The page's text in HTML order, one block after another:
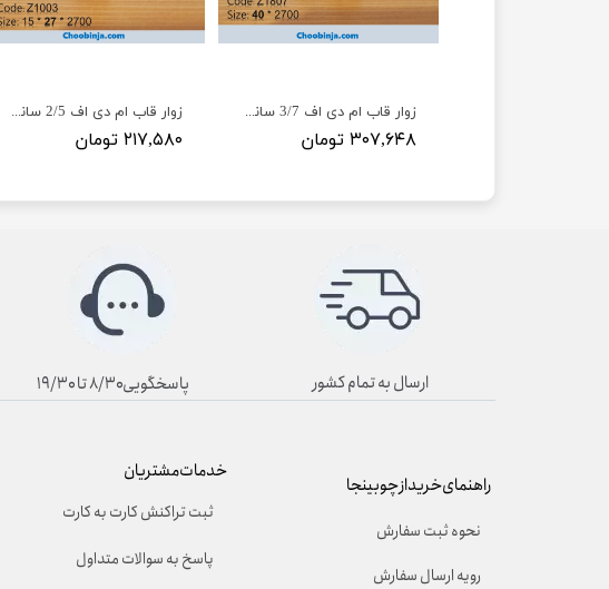
زوار قاب ام دی اف 2/5 سانت Z1003 ضخامت ۱۴ میل
۲۱۷,۵۸۰ تومان
زوار قاب ام دی اف 3/7 سانت Z1807
۳۰۷,۶۴۸ تومان
راهنمای خرید از چوبینجا
نحوه ثبت سفارش
رویه ارسال سفارش
خدمات مشتریان
ثبت تراکنش کارت به کارت
پاسخ به سوالات متداول
ارسال به تمام کشور پاسخگویی۸/۳۰ تا ۱۹/۳۰